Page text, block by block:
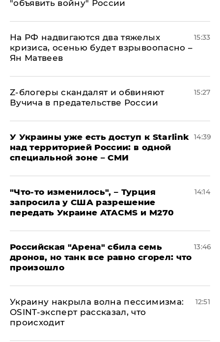
"объявить войну" России
На РФ надвигаются два тяжелых
кризиса, осенью будет взрывоопасно –
Ян Матвеев
15:33
Z-блогеры скандалят и обвиняют
Вучича в предательстве России
15:27
У Украины уже есть доступ к Starlink
над территорией России: в одной
специальной зоне – СМИ
14:39
​"Что-то изменилось", – Турция
запросила у США разрешение
передать Украине ATACMS и M270
14:14
​Российская "Арена" сбила семь
дронов, но танк все равно сгорел: что
произошло
13:46
​Украину накрыла волна пессимизма:
OSINT-эксперт рассказал, что
происходит
12:51